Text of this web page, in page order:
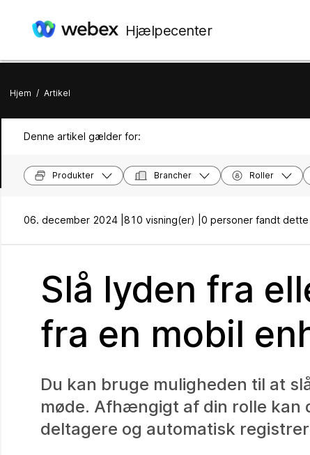
Hjælpecenter
Hjem / Artikel
Denne artikel gælder for:
Produkter Brancher Roller
06. december 2024 | 810 visning(er) | 0 personer fandt
Slå lyden fra
fra en mobil
Du kan bruge muligheden til at
møde. Afhængigt af din rolle kan
deltagere og automatisk